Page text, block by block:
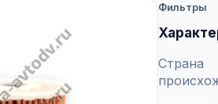
Фильтры
Страна